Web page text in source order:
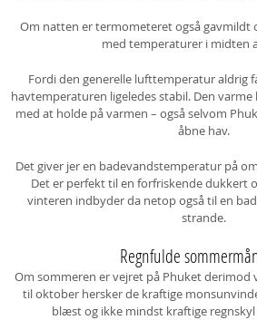
Om natten er termometeret også
med temperaturer i midten
Fordi den generelle lufttemperatur aldrig
havtemperaturen ligeledes stabil. Den
med at holde på varmen – også selvom
åbne hav.
Det giver jer en badevandstemperatur på
Det er perfekt til en forfriskende dukkert
vinteren indbyder da netop også til en
strande.
Regnfulde
Om sommeren er vejret på Phuket derimod
til oktober hersker de kraftige
blæst og ikke mindst kraftige